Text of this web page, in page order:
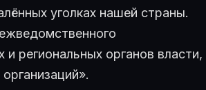
уголках нашей страны.
региональных органов власти,